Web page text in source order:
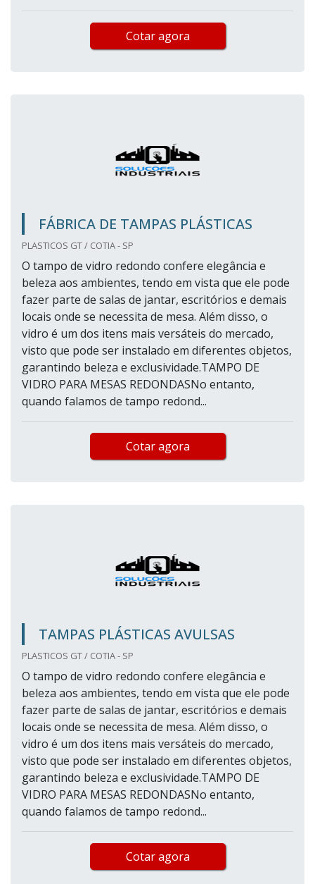
Cotar agora
FÁBRICA DE TAMPAS PLÁSTICAS
PLASTICOS GT / COTIA - SP
O tampo de vidro redondo confere elegância e
beleza aos ambientes, tendo em vista que ele pode
fazer parte de salas de jantar, escritórios e demais
locais onde se necessita de mesa. Além disso, o
vidro é um dos itens mais versáteis do mercado,
visto que pode ser instalado em diferentes objetos,
garantindo beleza e exclusividade.TAMPO DE
VIDRO PARA MESAS REDONDASNo entanto,
quando falamos de tampo redond...
Cotar agora
TAMPAS PLÁSTICAS AVULSAS
PLASTICOS GT / COTIA - SP
O tampo de vidro redondo confere elegância e
beleza aos ambientes, tendo em vista que ele pode
fazer parte de salas de jantar, escritórios e demais
locais onde se necessita de mesa. Além disso, o
vidro é um dos itens mais versáteis do mercado,
visto que pode ser instalado em diferentes objetos,
garantindo beleza e exclusividade.TAMPO DE
VIDRO PARA MESAS REDONDASNo entanto,
quando falamos de tampo redond...
Cotar agora